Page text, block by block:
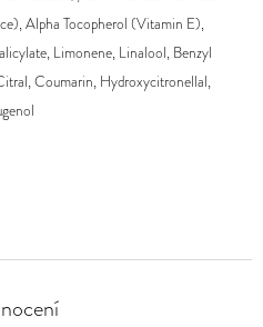
Alpha Tocopherol (Vitamin E),
Limonene, Linalool, Benzyl
Coumarin, Hydroxycitronellal,